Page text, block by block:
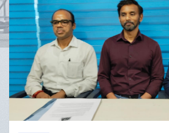
Champion Mirabai Chanu
‘Virasat’ Recycled Gold Coin to
Year of Independence